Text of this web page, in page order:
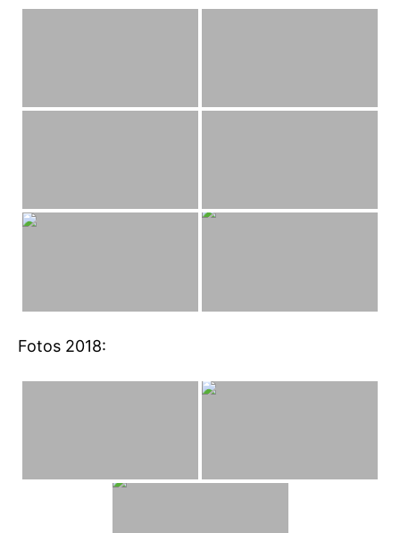
Fotos 2018: